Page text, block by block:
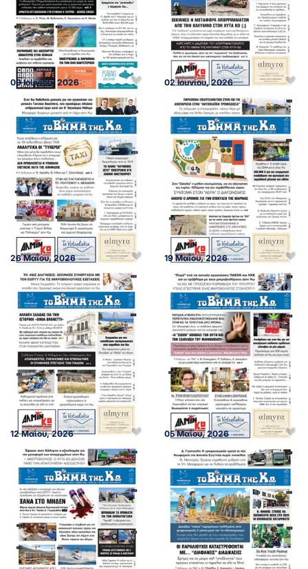
09 Ιουνίου, 2026 02 Ιουνίου, 2026
26 Μαΐου, 2026 19 Μαΐου, 2026
12 Μαΐου, 2026 05 Μαΐου, 2026